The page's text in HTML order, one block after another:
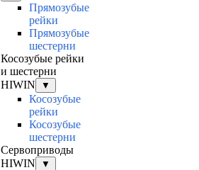
Прямозубые
рейки
Прямозубые
шестерни
Косозубые рейки
и шестерни
HIWIN
▼
Косозубые
рейки
Косозубые
шестерни
Сервоприводы
HIWIN
▼